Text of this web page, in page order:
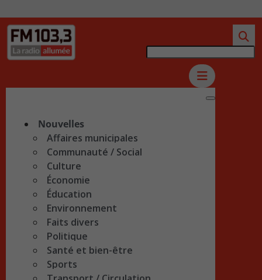
Nouvelles
Affaires municipales
Communauté / Social
Culture
Économie
Éducation
Environnement
Faits divers
Politique
Santé et bien-être
Sports